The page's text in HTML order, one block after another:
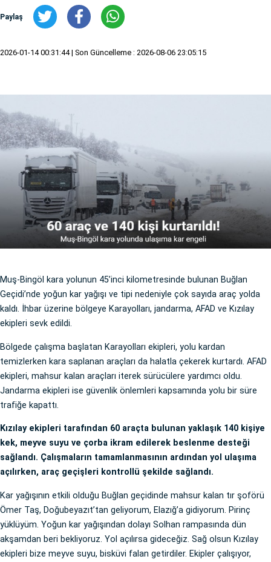
Paylaş
2026-01-14 00:31:44 | Son Güncelleme : 2026-08-06 23:05:15
Muş-Bingöl kara yolunun 45’inci kilometresinde bulunan Buğlan
Geçidi’nde yoğun kar yağışı ve tipi nedeniyle çok sayıda araç yolda
kaldı. İhbar üzerine bölgeye Karayolları, jandarma, AFAD ve Kızılay
ekipleri sevk edildi.
Bölgede çalışma başlatan Karayolları ekipleri, yolu kardan
temizlerken kara saplanan araçları da halatla çekerek kurtardı. AFAD
ekipleri, mahsur kalan araçları iterek sürücülere yardımcı oldu.
Jandarma ekipleri ise güvenlik önlemleri kapsamında yolu bir süre
trafiğe kapattı.
Kızılay ekipleri tarafından 60 araçta bulunan yaklaşık 140 kişiye
kek, meyve suyu ve çorba ikram edilerek beslenme desteği
sağlandı. Çalışmaların tamamlanmasının ardından yol ulaşıma
açılırken, araç geçişleri kontrollü şekilde sağlandı.
Kar yağışının etkili olduğu Buğlan geçidinde mahsur kalan tır şoförü
Ömer Taş, Doğubeyazıt’tan geliyorum, Elazığ’a gidiyorum. Pirinç
yüklüyüm. Yoğun kar yağışından dolayı Solhan rampasında dün
akşamdan beri bekliyoruz. Yol açılırsa gideceğiz. Sağ olsun Kızılay
ekipleri bize meyve suyu, bisküvi falan getirdiler. Ekipler çalışıyor,